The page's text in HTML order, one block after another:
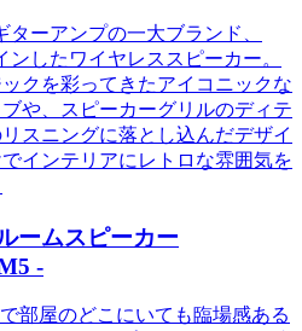
ターアンプの一大ブランド、
ンしたワイヤレススピーカー。
クを彩ってきたアイコニックな
や、スピーカーグリルのディテ
スニングに落とし込んだデザイ
インテリアにレトロな雰囲気を
ームスピーカー
-
部屋のどこにいても臨場感ある